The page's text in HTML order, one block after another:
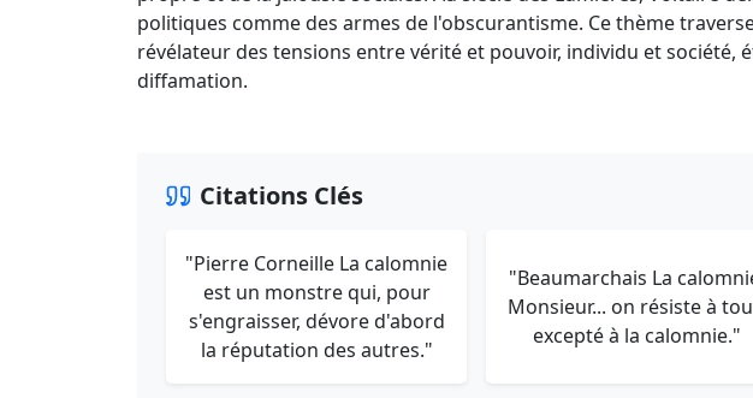
politiques comme des armes de l'obscurantisme. Ce thème
révélateur des tensions entre vérité et pouvoir, individu et société,
diffamation.
Citations Clés
"Pierre Corneille La calomnie
est un monstre qui, pour
s'engraisser, dévore d'abord
la réputation des autres."
"Beaumarchais La
Monsieur... on résiste à
excepté à la calomnie."